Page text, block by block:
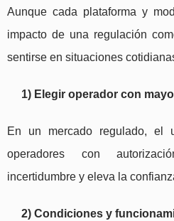
Aunque cada plataforma y
impacto de una regulación
sentirse en situaciones
1) Elegir operador con
En un mercado regulado, el
operadores con
incertidumbre y eleva la
2) Condiciones y